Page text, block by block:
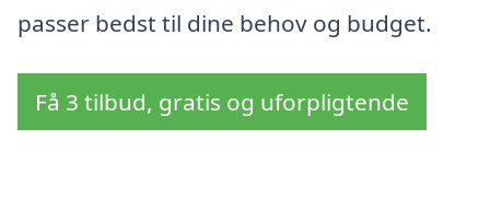
passer bedst til dine behov og budget.
Få 3 tilbud, gratis og uforpligtende